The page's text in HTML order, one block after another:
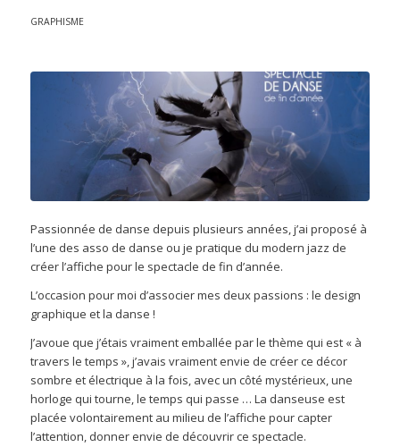
GRAPHISME
Passionnée de danse depuis plusieurs années, j’ai proposé à
l’une des asso de danse ou je pratique du modern jazz de
créer l’affiche pour le spectacle de fin d’année.
L’occasion pour moi d’associer mes deux passions : le design
graphique et la danse !
J’avoue que j’étais vraiment emballée par le thème qui est « à
travers le temps », j’avais vraiment envie de créer ce décor
sombre et électrique à la fois, avec un côté mystérieux, une
horloge qui tourne, le temps qui passe … La danseuse est
placée volontairement au milieu de l’affiche pour capter
l’attention, donner envie de découvrir ce spectacle.